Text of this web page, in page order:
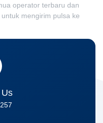
operator terbaru dan
mengirim pulsa ke